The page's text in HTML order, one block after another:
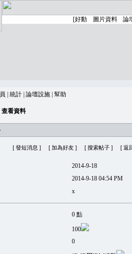
統計 論壇設施 幫助
查看資料
[ 發短消息 ] [ 加為好友 ] [ 搜索帖子 ] [ 返
2014-9-18
2014-9-18 04:54 PM
x
0 點
100
0